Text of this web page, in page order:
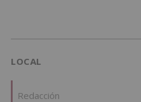
LOCAL
Redacción